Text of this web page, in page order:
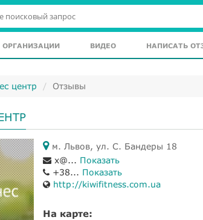
ОРГАНИЗАЦИИ ВИДЕО НАПИСАТЬ
центр Отзывы
м. Львов, ул. С. Бандеры 18
x@... Показать
+38... Показать
http://kiwifitness.com.ua
На карте: